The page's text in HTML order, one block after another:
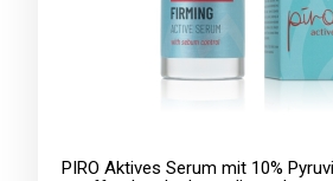
PIRO Aktives Serum mit 10%